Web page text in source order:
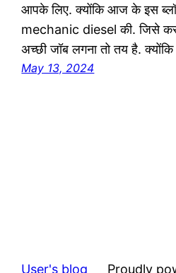
आपके लिए. क्योंकि आज के इस
mechanic diesel की. जिसे
अच्छी जॉब लगना तो तय है.
May 13, 2024
User's blog Proudly